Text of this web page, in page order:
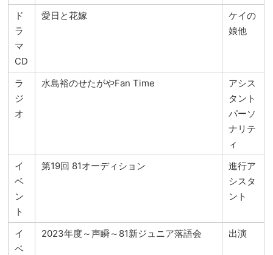
ド
ラ
マ
CD
愛日と花嫁
ケイの
娘他
ラ
ジ
オ
水島裕のせたがやFan Time
アシス
タント
パーソ
ナリテ
ィ
イ
ベ
ン
ト
第19回 81オーディション
進行ア
シスタ
ント
イ
ベ
2023年度～声瞬～81新ジュニア落語会 出演